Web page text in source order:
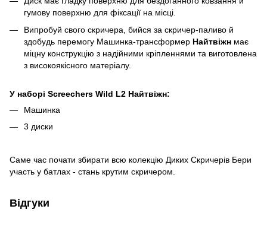
гумову поверхню для фіксації на місці.
Випробуй свого скричера, бийся за скричер-паливо й
здобудь перемогу Машинка-трансформер Найтвіжн має
міцну конструкцію з надійними кріпленнями та виготовлена
з високоякісного матеріалу.
У наборі Screechers Wild L2 Найтвіжн:
Машинка
3 диски
Саме час почати збирати всю колекцію Диких Скричерів Бери
участь у батлах - стань крутим скричером.
Відгуки